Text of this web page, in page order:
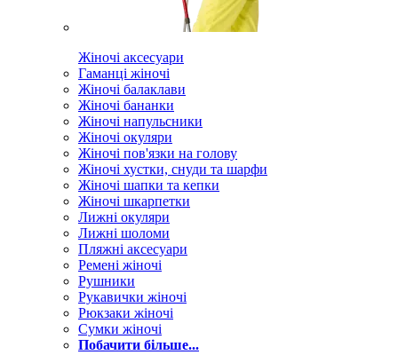
Жіночі аксесуари
Гаманці жіночі
Жіночі балаклави
Жіночі бананки
Жіночі напульсники
Жіночі окуляри
Жіночі пов'язки на голову
Жіночі хустки, снуди та шарфи
Жіночі шапки та кепки
Жіночі шкарпетки
Лижні окуляри
Лижні шоломи
Пляжні аксесуари
Ремені жіночі
Рушники
Рукавички жіночі
Рюкзаки жіночі
Сумки жіночі
Побачити більше...